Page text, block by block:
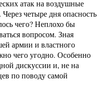
атак на воздушные
четыре дня опасность
чего? Неплохо бы
вопросом. Зная
армии и властного
чего угодно. Особенно
дискуссии и, не на
по поводу самой